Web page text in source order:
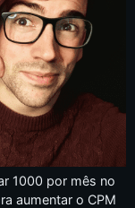
1000 por mês no
aumentar o CPM